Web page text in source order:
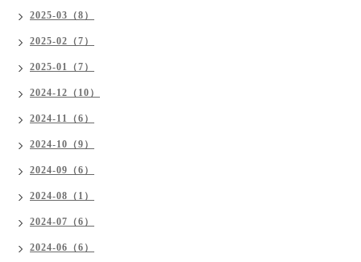
2025-03（8）
2025-02（7）
2025-01（7）
2024-12（10）
2024-11（6）
2024-10（9）
2024-09（6）
2024-08（1）
2024-07（6）
2024-06（6）